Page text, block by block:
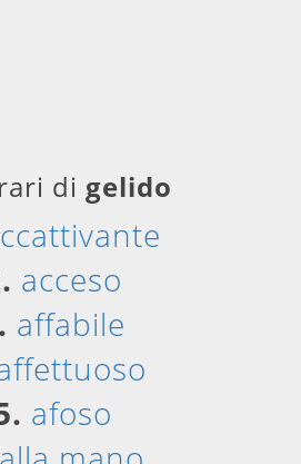
di gelido
acceso
affabile
afoso